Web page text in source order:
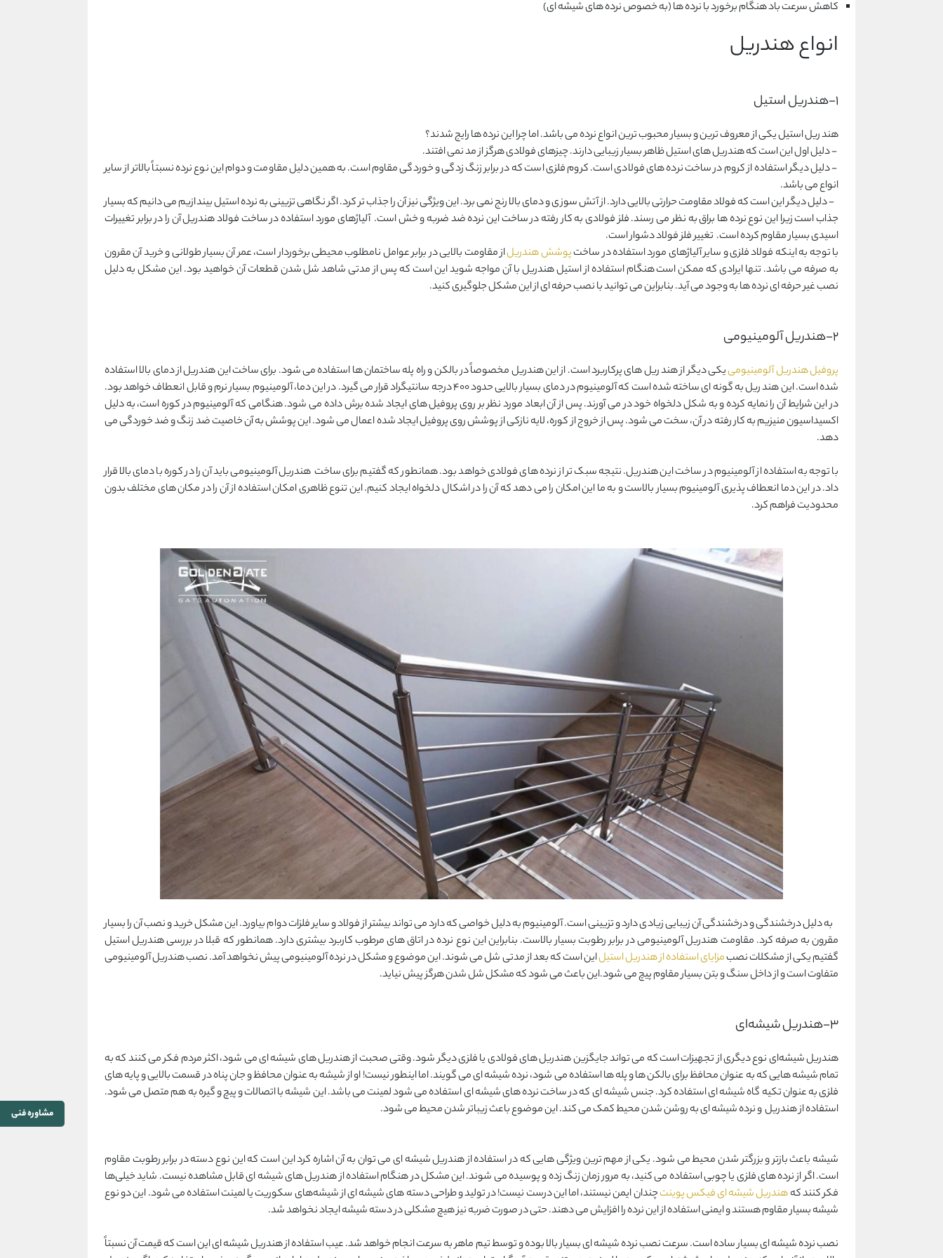
مشاوره فنی
کاهش سرعت باد هنگام برخورد با نرده ها (به خصوص نرده های شیشه ای)
انواع هندریل
1-هندریل استیل
هند ریل استیل یکی از معروف ترین و بسیار محبوب ترین انواع نرده می باشد. اما چرا این نرده ها رایج شدند؟
- دلیل اول این است که هندریل های استیل ظاهر بسیار زیبایی دارند. چیزهای فولادی هرگز از مد نمی افتند.
- دلیل دیگر استفاده از کروم در ساخت نرده های فولادی است. کروم فلزی است که در برابر زنگ زدگی و خوردگی مقاوم است. به همین دلیل مقاومت و دوام این نوع نرده نسبتاً بالاتر از سایر
انواع می باشد.
- دلیل دیگر این است که فولاد مقاومت حرارتی بالایی دارد. از آتش سوزی و دمای بالا رنج نمی برد. این ویژگی نیز آن را جذاب تر کرد. اگر نگاهی تزیینی به نرده استیل بیندازیم می دانیم که بسیار
جذاب است زیرا این نوع نرده ها براق به نظر می رسند. فلز فولادی به کار رفته در ساخت این نرده ضد ضربه و خش است. آلیاژهای مورد استفاده در ساخت فولاد هندریل آن را در برابر تغییرات
اسیدی بسیار مقاوم کرده است. تغییر فلز فولاد دشوار است.
با توجه به اینکه فولاد فلزی و سایر آلیاژهای مورد استفاده در ساختپوشش هندریلاز مقاومت بالایی در برابر عوامل نامطلوب محیطی برخوردار است، عمر آن بسیار طولانی و خرید آن مقرون
به صرفه می باشد. تنها ایرادی که ممکن است هنگام استفاده از استیل هندریل با آن مواجه شوید این است که پس از مدتی شاهد شل شدن قطعات آن خواهید بود. این مشکل به دلیل
نصب غیر حرفه ای نرده ها به وجود می آید. بنابراین می توانید با نصب حرفه ای از این مشکل جلوگیری کنید.
2-هندریل آلومینیومی
پروفیل هندریل آلومینیومییکی دیگر از هند ریل های پرکاربرد است. از این هندریل مخصوصاً در بالکن و راه پله ساختمان ها استفاده می شود. برای ساخت این هندریل از دمای بالا استفاده
شده است. این هند ریل به گونه ای ساخته شده است که آلومینیوم در دمای بسیار بالایی حدود 400 درجه سانتیگراد قرار می گیرد. در این دما، آلومینیوم بسیار نرم و قابل انعطاف خواهد بود.
در این شرایط آن را نمایه کرده و به شکل دلخواه خود در می آورند. پس از آن ابعاد مورد نظر بر روی پروفیل های ایجاد شده برش داده می شود. هنگامی که آلومینیوم در کوره است، به دلیل
اکسیداسیون منیزیم به کار رفته در آن، سخت می شود. پس از خروج از کوره، لایه نازکی از پوشش روی پروفیل ایجاد شده اعمال می شود. این پوشش به آن خاصیت ضد زنگ و ضد خوردگی می
دهد.
با توجه به استفاده از آلومینیوم در ساخت این هندریل. نتیجه سبک تر از نرده های فولادی خواهد بود. همانطور که گفتیم برای ساخت هندریل آلومینیومی باید آن را در کوره با دمای بالا قرار
داد. در این دما انعطاف پذیری آلومینیوم بسیار بالاست و به ما این امکان را می دهد که آن را در اشکال دلخواه ایجاد کنیم. این تنوع ظاهری امکان استفاده از آن را در مکان های مختلف بدون
محدودیت فراهم کرد.
به دلیل درخشندگی و درخشندگی آن زیبایی زیادی دارد و تزیینی است. آلومینیوم به دلیل خواصی که دارد می تواند بیشتر از فولاد و سایر فلزات دوام بیاورد. این مشکل خرید و نصب آن را بسیار
مقرون به صرفه کرد. مقاومت هندریل آلومینیومی در برابر رطوبت بسیار بالاست. بنابراین این نوع نرده در اتاق های مرطوب کاربرد بیشتری دارد. همانطور که قبلا در بررسی هندریل استیل
گفتیم یکی از مشکلات نصبمزایای استفاده از هندریل استیلاین است که بعد از مدتی شل می شوند. این موضوع و مشکل در نرده آلومینیومی پیش نخواهد آمد. نصب هندریل آلومینیومی
متفاوت است و از داخل سنگ و بتن بسیار مقاوم پیچ می شود.این باعث می شود که مشکل شل شدن هرگز پیش نیاید.
3-هندریل شیشه‌ای
هندریل شیشه‌ای نوع دیگری از تجهیزات است که می تواند جایگزین هندریل های فولادی یا فلزی دیگر شود. وقتی صحبت از هندریل های شیشه ای می شود، اکثر مردم فکر می کنند که به
تمام شیشه هایی که به عنوان محافظ برای بالکن ها و پله ها استفاده می شود، نرده شیشه ای می گویند. اما اینطور نیست! او از شیشه به عنوان محافظ و جان پناه در قسمت بالایی و پایه های
فلزی به عنوان تکیه گاه شیشه ای استفاده کرد. جنس شیشه ای که در ساخت نرده های شیشه ای استفاده می شود لمینت می باشد. این شیشه با اتصالات و پیچ و گیره به هم متصل می شود.
استفاده از هندریل و نرده شیشه ای به روشن شدن محیط کمک می کند. این موضوع باعث زیباتر شدن محیط می شود.
شیشه باعث بازتر و بزرگتر شدن محیط می شود. یکی از مهم ترین ویژگی هایی که در استفاده از هندریل شیشه ای می توان به آن اشاره کرد این است که این نوع دسته در برابر رطوبت مقاوم
است. اگر از نرده های فلزی یا چوبی استفاده می کنید، به مرور زمان زنگ زده و پوسیده می شوند. این مشکل در هنگام استفاده از هندریل های شیشه ای قابل مشاهده نیست. شاید خیلی‌ها
فکر کنند کههندریل شیشه ای فیکس پوینتچندان ایمن نیستند، اما این درست نیست! در تولید و طراحی دسته های شیشه ای از شیشه‌های سکوریت یا لمینت استفاده می شود. این دو نوع
شیشه بسیار مقاوم هستند و ایمنی استفاده از این نرده را افزایش می دهند. حتی در صورت ضربه نیز هیچ مشکلی در دسته شیشه ایجاد نخواهد شد.
نصب نرده شیشه ای بسیار ساده است. سرعت نصب نرده شیشه ای بسیار بالا بوده و توسط تیم ماهر به سرعت انجام خواهد شد. عیب استفاده از هندریل شیشه ای این است که قیمت آن نسبتاً